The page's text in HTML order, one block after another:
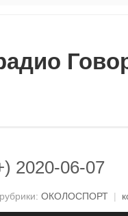
2020-06-07
ОКОЛОСПОРТ |